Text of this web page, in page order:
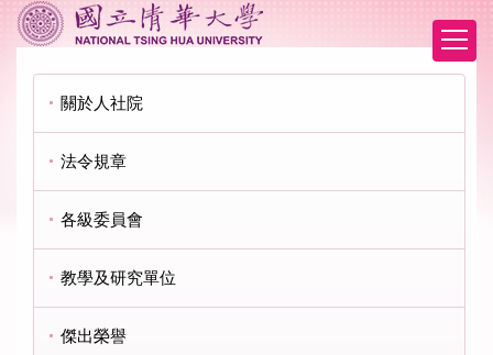
跳
到
關於人社院
法令規章
各級委員會
教學及研究單位
傑出榮譽